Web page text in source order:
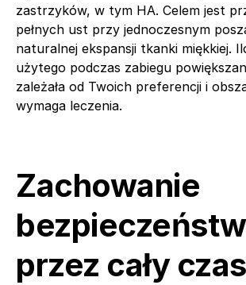
zastrzyków, w tym HA. Celem jest
pełnych ust przy jednoczesnym
naturalnej ekspansji tkanki miękkiej.
użytego podczas zabiegu
zależała od Twoich preferencji i
wymaga leczenia.
Zachowanie
przez cały czas